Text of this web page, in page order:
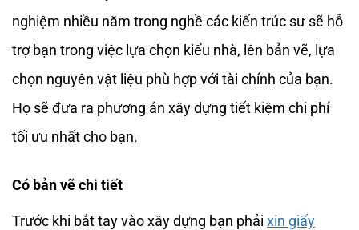
nghiệm nhiều năm trong nghề các kiến trúc sư sẽ hỗ
trợ bạn trong việc lựa chọn kiểu nhà, lên bản vẽ, lựa
chọn nguyên vật liệu phù hợp với tài chính của bạn.
Họ sẽ đưa ra phương án xây dựng tiết kiệm chi phí
tối ưu nhất cho bạn.
Có bản vẽ chi tiết
Trước khi bắt tay vào xây dựng bạn phải xin giấy